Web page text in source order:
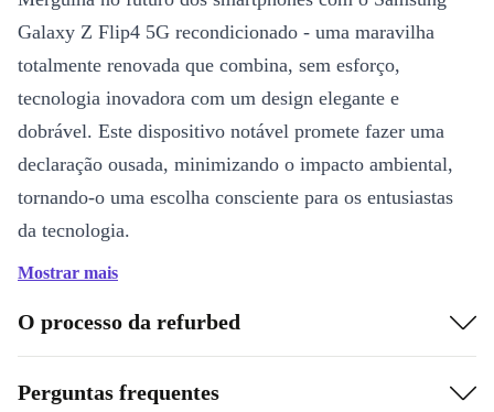
Galaxy Z Flip4 5G recondicionado - uma maravilha
totalmente renovada que combina, sem esforço,
tecnologia inovadora com um design elegante e
dobrável. Este dispositivo notável promete fazer uma
declaração ousada, minimizando o impacto ambiental,
tornando-o uma escolha consciente para os entusiastas
da tecnologia.
Caraterísticas principais:
Flexibilidade dobrável:
Descobre o futuro dos
Flip4 5G renovado, que oferece um design compacto
Mostrar mais
O processo da refurbed
Perguntas frequentes